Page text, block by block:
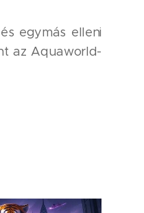
egymás elleni
az Aquaworld-